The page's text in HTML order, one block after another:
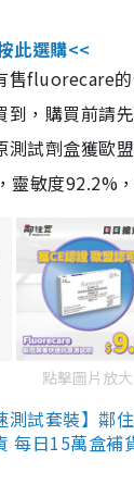
此選購<<
售fluorecare
到，購買前請
測試劑盒獲歐
敏度92.2%
點擊圖片放大
測試套裝】鄰
每日15萬盒補